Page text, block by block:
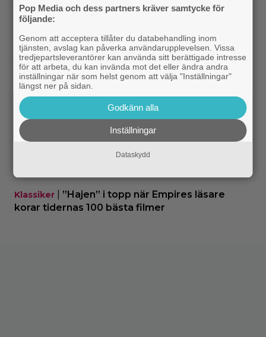
Christopher Nolan
regissör
TV-spel|På tv ikväll: Edward Norton gjorde sin
hyllade filmdebut i denna skarpa thriller
Fantasy
Sista säsongen av ”The Witcher”
försenas – släpps 2027
Nu på Netflix: Tidlös krigsklassiker från
Klassiker
”Hajen” i topp när Empires läsare
korar tidernas 100 bästa filmer
Pop Media och dess partners kräver samtycke för
följande:
Genom att acceptera tillåter du databehandling inom
tjänsten, avslag kan påverka användarupplevelsen. Vissa
tredjepartsleverantörer kan använda sitt berättigade intresse
för att arbeta, du kan invända mot det eller ändra andra
inställningar när som helst genom att välja "Inställningar"
längst ner på sidan.
Godkänn alla
Inställningar
Dataskydd